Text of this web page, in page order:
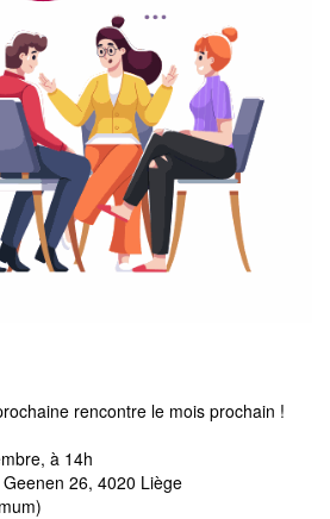
rencontre le mois prochain !
à 14h
26, 4020 Liège